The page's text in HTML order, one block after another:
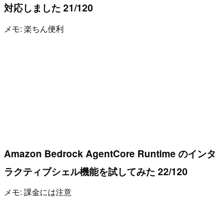
対応しました 21/120
メモ: 楽ちん便利
Amazon Bedrock AgentCore Runtime のインタ
ラクティブシェル機能を試してみた 22/120
メモ: 課金には注意